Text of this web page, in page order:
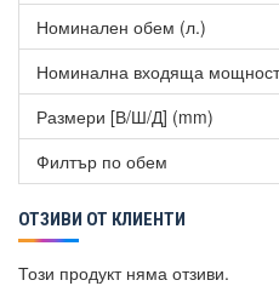
Steatite Cube WiFi 150 Silver
Режим ECO+:
потребителите,
самообучение.
Режим Absence
на енергия, когато сте
Функция Boost:
максимална температура.
Номинален обем (л.)
Номинална входяща
Размери [В/Ш/Д] (mm)
Филтър по обем
ОТЗИВИ ОТ КЛИЕНТИ
Този продукт няма отзиви.